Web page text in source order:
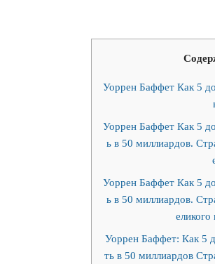
Уоррен Баффет Как 5
Уоррен Баффет Как 5
ь в 50 миллиардов.
Уоррен Баффет Как 5
ь в 50 миллиардов.
Уоррен Баффет: Как 5
ть в 50 миллиардов